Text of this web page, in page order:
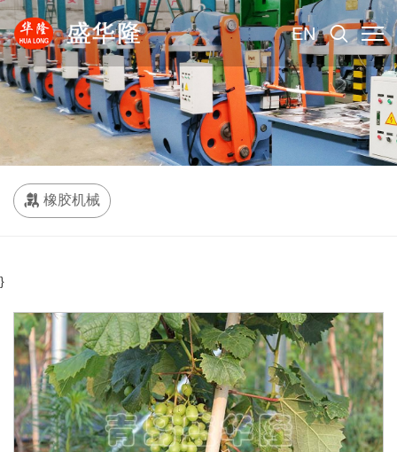
EN
橡胶机械
}